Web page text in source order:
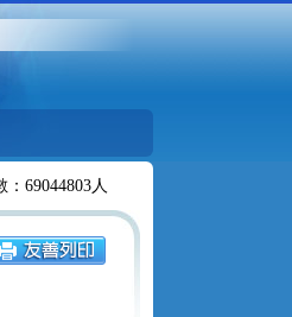
：69044803人